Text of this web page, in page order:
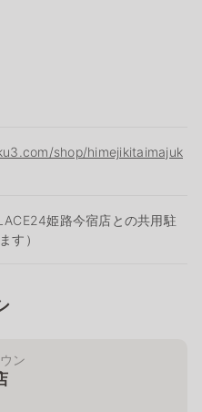
shop/himejikitaimajuk
姫路今宿店との共用駐
す）
ン